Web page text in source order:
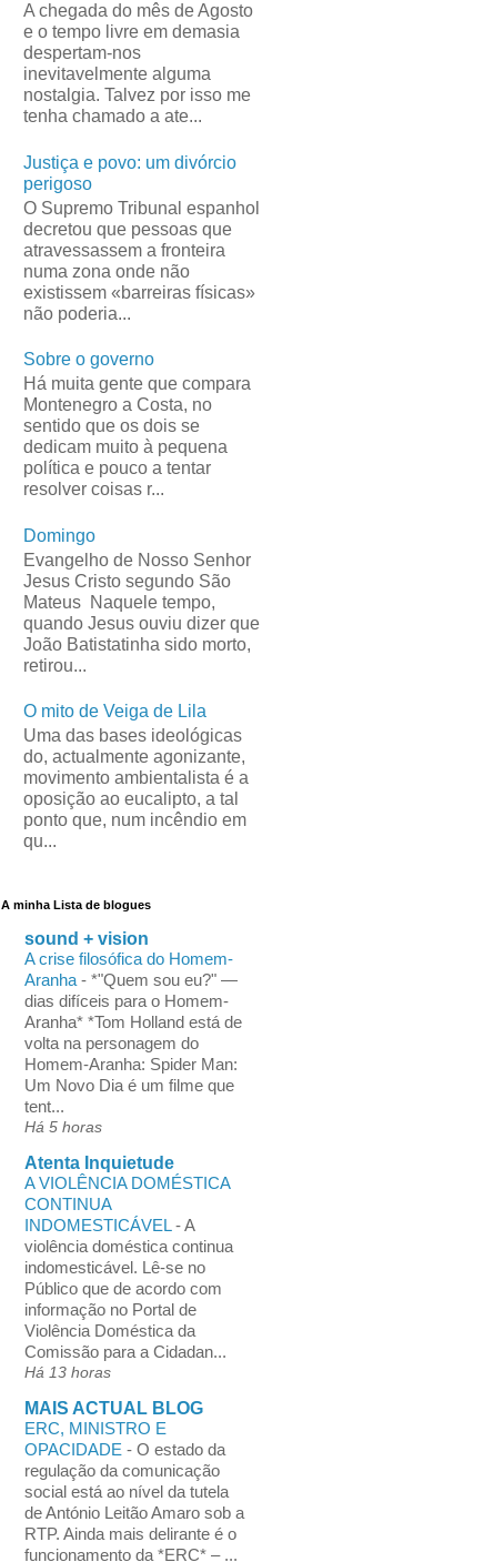
A chegada do mês de Agosto
e o tempo livre em demasia
despertam-nos
inevitavelmente alguma
nostalgia. Talvez por isso me
tenha chamado a ate...
Justiça e povo: um divórcio
perigoso
O Supremo Tribunal espanhol
decretou que pessoas que
atravessassem a fronteira
numa zona onde não
existissem «barreiras físicas»
não poderia...
Sobre o governo
Há muita gente que compara
Montenegro a Costa, no
sentido que os dois se
dedicam muito à pequena
política e pouco a tentar
resolver coisas r...
Domingo
Evangelho de Nosso Senhor
Jesus Cristo segundo São
Mateus Naquele tempo,
quando Jesus ouviu dizer que
João Batistatinha sido morto,
retirou...
O mito de Veiga de Lila
Uma das bases ideológicas
do, actualmente agonizante,
movimento ambientalista é a
oposição ao eucalipto, a tal
ponto que, num incêndio em
qu...
A minha Lista de blogues
sound + vision
A crise filosófica do Homem-
Aranha - *"Quem sou eu?" —
dias difíceis para o Homem-
Aranha* *Tom Holland está de
volta na personagem do
Homem-Aranha: Spider Man:
Um Novo Dia é um filme que
tent...
Há 5 horas
Atenta Inquietude
A VIOLÊNCIA DOMÉSTICA
CONTINUA
INDOMESTICÁVEL-A
violência doméstica continua
indomesticável. Lê-se no
Público que de acordo com
informação no Portal de
Violência Doméstica da
Comissão para a Cidadan...
Há 13 horas
MAIS ACTUAL BLOG
ERC, MINISTRO E
OPACIDADE - O estado da
regulação da comunicação
social está ao nível da tutela
de António Leitão Amaro sob a
RTP. Ainda mais delirante é o
funcionamento da *ERC* – ...